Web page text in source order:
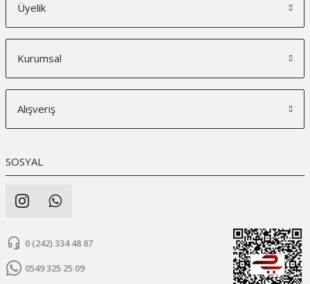
Üyelik
Kurumsal
Alışveriş
SOSYAL
0 (242) 334 48 87
0549 325 25 09